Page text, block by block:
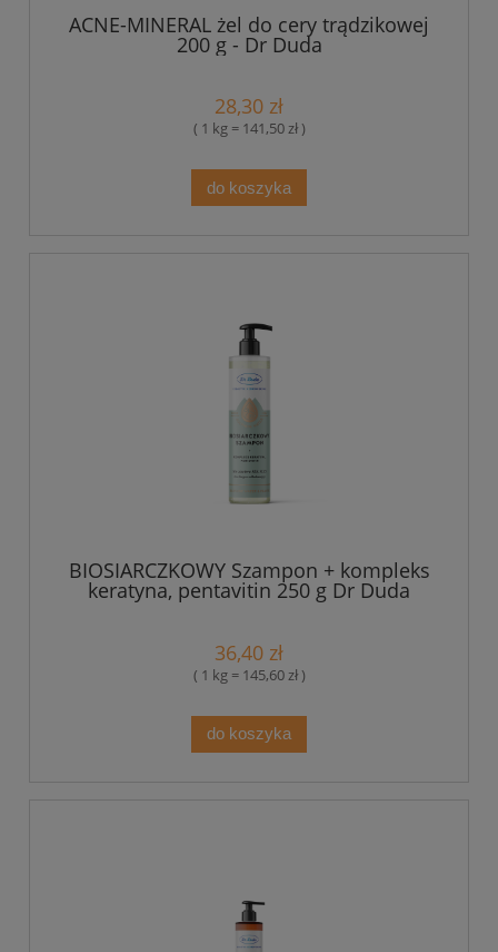
ACNE-MINERAL żel do cery trądzikowej
200 g - Dr Duda
28,30 zł
( 1 kg = 141,50 zł )
do koszyka
BIOSIARCZKOWY Szampon + kompleks
keratyna, pentavitin 250 g Dr Duda
36,40 zł
( 1 kg = 145,60 zł )
do koszyka